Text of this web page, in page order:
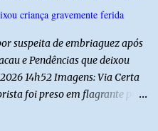
criança gravemente ferida
suspeita de embriaguez após
e Pendências que deixou
14h52 Imagens: Via Certa
foi preso em flagrante por